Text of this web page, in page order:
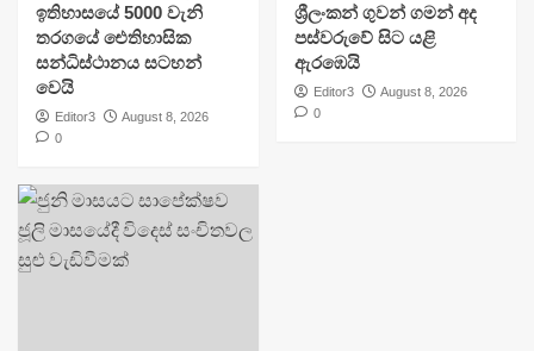
ඉතිහාසයේ 5000 වැනි
තරගයේ ඓතිහාසික
සන්ධිස්ථානය සටහන්
වෙයි
Editor3
August 8, 2026
0
ශ්‍රීලංකන් ගුවන් ගමන් අද
පස්වරුවේ සිට යළි
ඇරඹෙයි
Editor3
August 8, 2026
0